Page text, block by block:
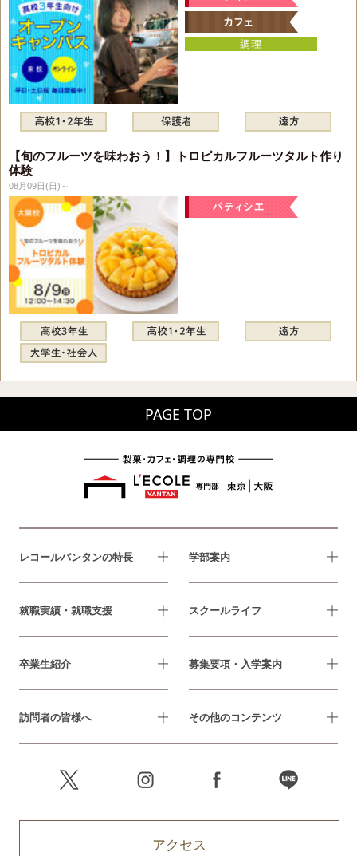
【旬のフルーツを味わおう！】トロピカルフルーツタルト作り
体験
08月09日(日)～
PAGE TOP
レコールバンタンの特長 学部案内
就職実績・就職支援 スクールライフ
卒業生紹介 募集要項・入学案内
訪問者の皆様へ その他のコンテンツ
アクセス